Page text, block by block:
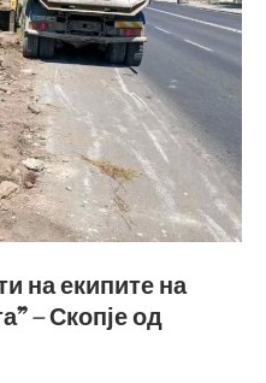
на екипите на
– Скопје од